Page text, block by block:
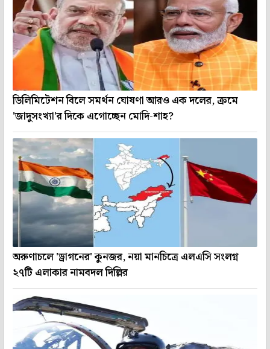
ডিলিমিটেশন বিলে সমর্থন ঘোষণা আরও এক দলের, ক্রমে
'জাদুসংখ্যা'র দিকে এগোচ্ছেন মোদি-শাহ?
অরুণাচলে 'ড্রাগনের' কুনজর, নয়া মানচিত্রে এলএসি সংলগ্ন
২৭টি এলাকার নামবদল দিল্লির